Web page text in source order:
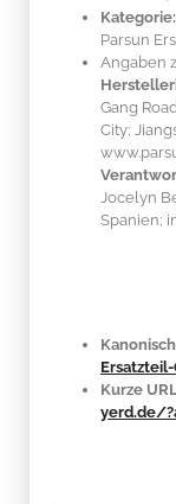
Kategorie:
Parsun
Angaben
Gang
City;
Jocelyn
Spanien;
Ersatzteil-
Kurze
yerd.de/